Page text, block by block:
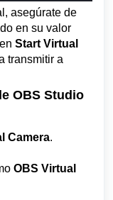
asegúrate de
en su valor
Start Virtual
transmitir a
OBS Studio
Camera.
OBS Virtual